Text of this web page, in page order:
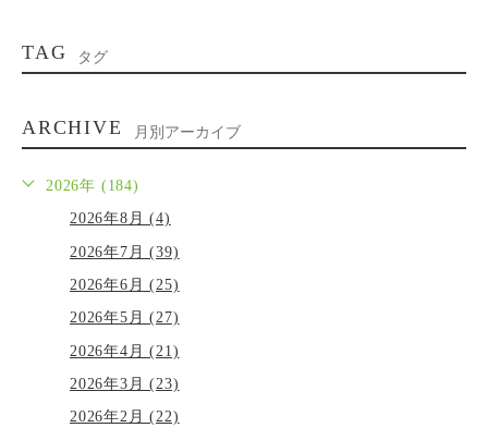
TAG タグ
ARCHIVE 月別アーカイブ
2026年 (184)
2026年8月 (4)
2026年7月 (39)
2026年6月 (25)
2026年5月 (27)
2026年4月 (21)
2026年3月 (23)
2026年2月 (22)